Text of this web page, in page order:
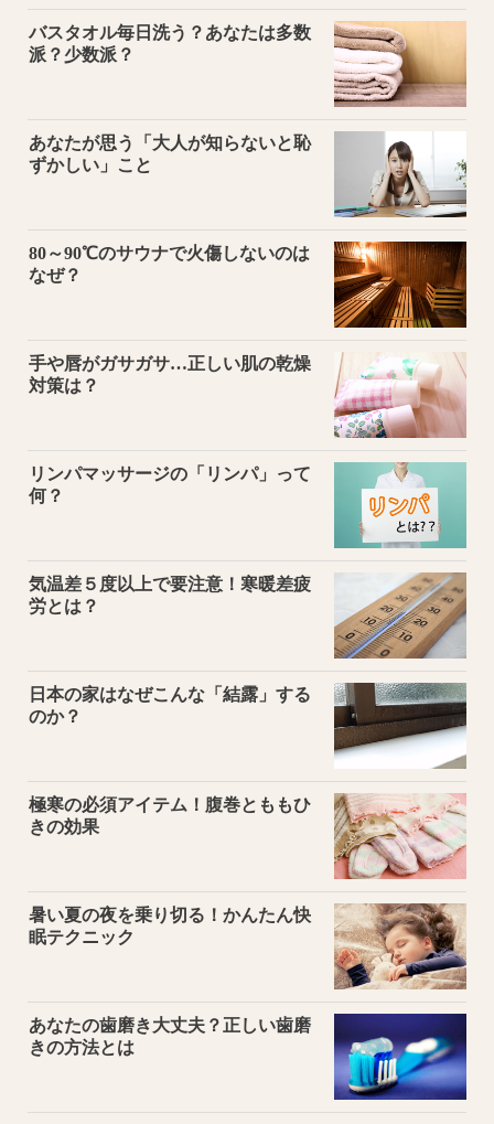
バスタオル毎日洗う？あなたは多数
派？少数派？
あなたが思う「大人が知らないと恥
ずかしい」こと
80～90℃のサウナで火傷しないのは
なぜ？
手や唇がガサガサ…正しい肌の乾燥
対策は？
リンパマッサージの「リンパ」って
何？
気温差５度以上で要注意！寒暖差疲
労とは？
日本の家はなぜこんな「結露」する
のか？
極寒の必須アイテム！腹巻とももひ
きの効果
暑い夏の夜を乗り切る！かんたん快
眠テクニック
あなたの歯磨き大丈夫？正しい歯磨
きの方法とは